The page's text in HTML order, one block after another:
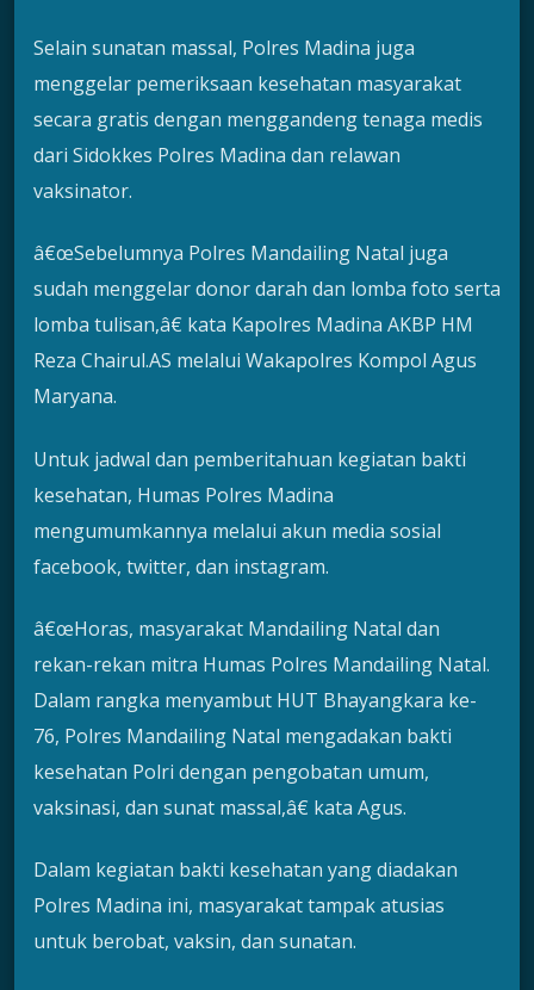
Selain sunatan massal, Polres Madina juga
menggelar pemeriksaan kesehatan masyarakat
secara gratis dengan menggandeng tenaga medis
dari Sidokkes Polres Madina dan relawan
vaksinator.
â€œSebelumnya Polres Mandailing Natal juga
sudah menggelar donor darah dan lomba foto serta
lomba tulisan,â€ kata Kapolres Madina AKBP HM
Reza Chairul.AS melalui Wakapolres Kompol Agus
Maryana.
Untuk jadwal dan pemberitahuan kegiatan bakti
kesehatan, Humas Polres Madina
mengumumkannya melalui akun media sosial
facebook, twitter, dan instagram.
â€œHoras, masyarakat Mandailing Natal dan
rekan-rekan mitra Humas Polres Mandailing Natal.
Dalam rangka menyambut HUT Bhayangkara ke-
76, Polres Mandailing Natal mengadakan bakti
kesehatan Polri dengan pengobatan umum,
vaksinasi, dan sunat massal,â€ kata Agus.
Dalam kegiatan bakti kesehatan yang diadakan
Polres Madina ini, masyarakat tampak atusias
untuk berobat, vaksin, dan sunatan.